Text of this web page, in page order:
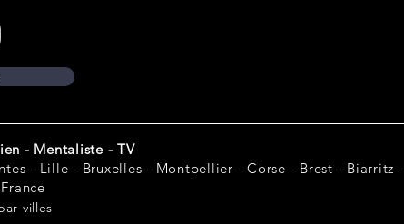
- Mentaliste - TV
- Lille - Bruxelles - Montpellier - Corse - Brest - Biarritz -
villes